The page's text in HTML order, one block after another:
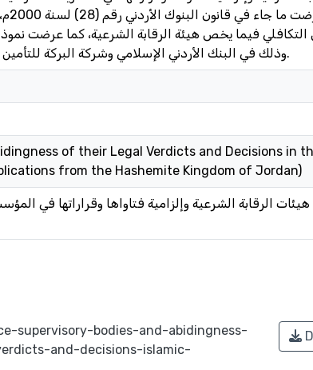
التكافلي فيما يخص هيئة الرقابة الشرعية، كما عرضت
وذلك في البنك الأردني الإسلامي وشركة البركة للتأمين التكافلي. ثم جاءت الخاتمة فضمنتها أهم النتائج مع التوصيات.
of their Legal Verdicts and Decisions in
from the Hashemite Kingdom of Jordan)
هيئات الرقابة الشرعية وإلزامية فتاواها وقراراتها في
supervisory-bodies-and-abidingness-
and-decisions-islamic-